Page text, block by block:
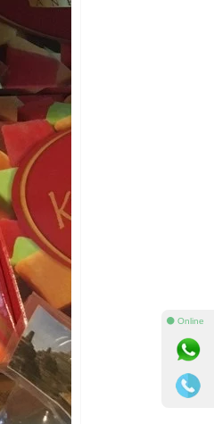
⚫ Online